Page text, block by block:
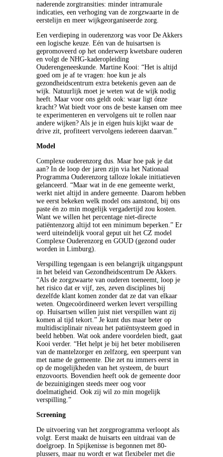
naderende zorgtransities: minder intramurale
indicaties, een verhoging van de zorgzwaarte in de
eerstelijn en meer wijkgeorganiseerde zorg.
Een verdieping in ouderenzorg was voor De Akkers
een logische keuze. Eén van de huisartsen is
gepromoveerd op het onderwerp kwetsbare ouderen
en volgt de NHG-kaderopleiding
Ouderengeneeskunde. Martine Kooi: “Het is altijd
goed om je af te vragen: hoe kun je als
gezondheidscentrum extra betekenis geven aan de
wijk. Natuurlijk moet je weten wat de wijk nodig
heeft. Maar voor ons geldt ook: waar ligt ónze
kracht? Wat biedt voor ons de beste kansen om mee
te experimenteren en vervolgens uit te rollen naar
andere wijken? Als je in eigen huis kijkt waar de
drive zit, profiteert vervolgens iedereen daarvan.”
Model
Complexe ouderenzorg dus. Maar hoe pak je dat
aan? In de loop der jaren zijn via het Nationaal
Programma Ouderenzorg talloze lokale initiatieven
gelanceerd. “Maar wat in de ene gemeente werkt,
werkt niet altijd in andere gemeente. Daarom hebben
we eerst bekeken welk model ons aanstond, bij ons
paste én zo min mogelijk vergadertijd zou kosten.
Want we willen het percentage niet-directe
patiëntenzorg altijd tot een minimum beperken.” Er
werd uiteindelijk vooral geput uit het CZ model
Complexe Ouderenzorg en GOUD (gezond ouder
worden in Limburg).
Verspilling tegengaan is een belangrijk uitgangspunt
in het beleid van Gezondheidscentrum De Akkers.
“Als de zorgzwaarte van ouderen toeneemt, loop je
het risico dat er vijf, zes, zeven disciplines bij
dezelfde klant komen zonder dat ze dat van elkaar
weten. Ongecoördineerd werken levert verspilling
op. Huisartsen willen juist niet verspillen want zij
komen al tijd tekort.” Je kunt dus maar beter op
multidisciplinair niveau het patiëntsysteem goed in
beeld hebben. Wat ook andere voordelen biedt, gaat
Kooi verder. “Het helpt je bij het beter mobiliseren
van de mantelzorger en zelfzorg, een speerpunt van
met name de gemeente. Die zet nu immers eerst in
op de mogelijkheden van het systeem, de buurt
enzovoorts. Bovendien heeft ook de gemeente door
de bezuinigingen steeds meer oog voor
doelmatigheid. Ook zij wil zo min mogelijk
verspilling.”
Screening
De uitvoering van het zorgprogramma verloopt als
volgt. Eerst maakt de huisarts een uitdraai van de
doelgroep. In Spijkenisse is begonnen met 80-
plussers, maar nu wordt er wat flexibeler met die